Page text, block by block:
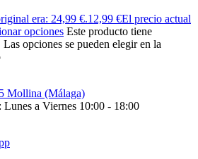
era: 24,99 €.12,99 €El precio actual
opciones Este producto tiene
opciones se pueden elegir en la
Mollina (Málaga)
a Viernes 10:00 - 18:00